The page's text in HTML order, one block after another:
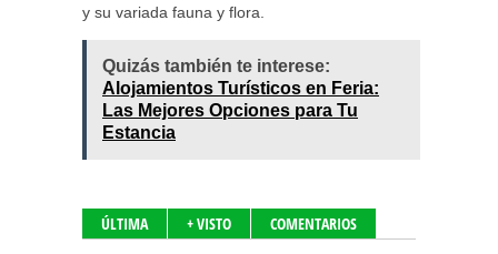
y su variada fauna y flora.
Quizás también te interese:
Alojamientos Turísticos en Feria:
Las Mejores Opciones para Tu
Estancia
ÚLTIMA + VISTO COMENTARIOS